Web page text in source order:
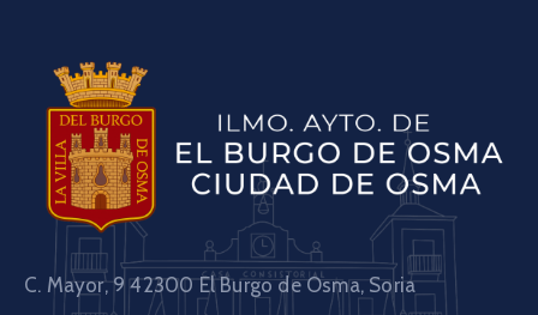
C. Mayor, 9 42300 El Burgo de Osma, Soria